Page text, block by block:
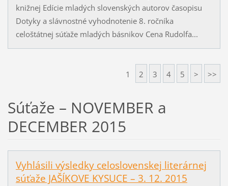
knižnej Edície mladých slovenských autorov časopisu
Dotyky a slávnostné vyhodnotenie 8. ročníka
celoštátnej súťaže mladých básnikov Cena Rudolfa...
1 2 3 4 5 > >>
Súťaže – NOVEMBER a
DECEMBER 2015
Vyhlásili výsledky celoslovenskej literárnej
súťaže JAŠÍKOVE KYSUCE – 3. 12. 2015